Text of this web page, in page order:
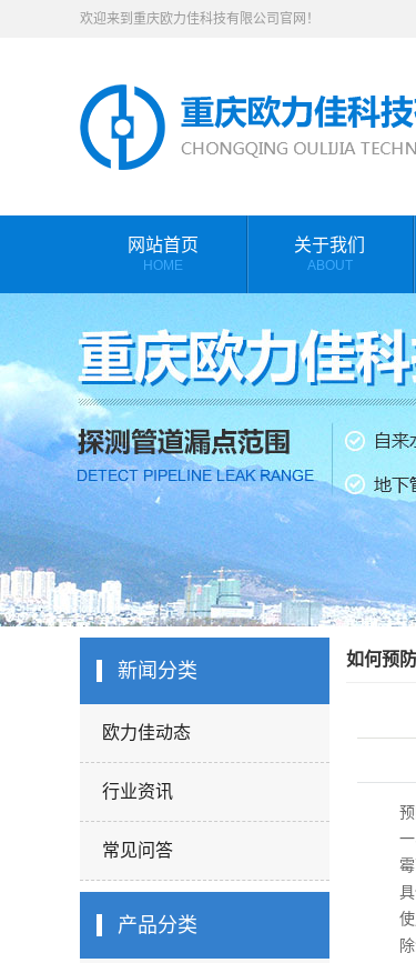
欢迎来到重庆欧力佳科技有限公司官网！
网站首页
HOME
关于我们
ABOUT
联系我们
新闻分类
欧力佳动态
行业资讯
常见问答
产品分类
如何预
预防
一、
霉菌
具
使用
除湿